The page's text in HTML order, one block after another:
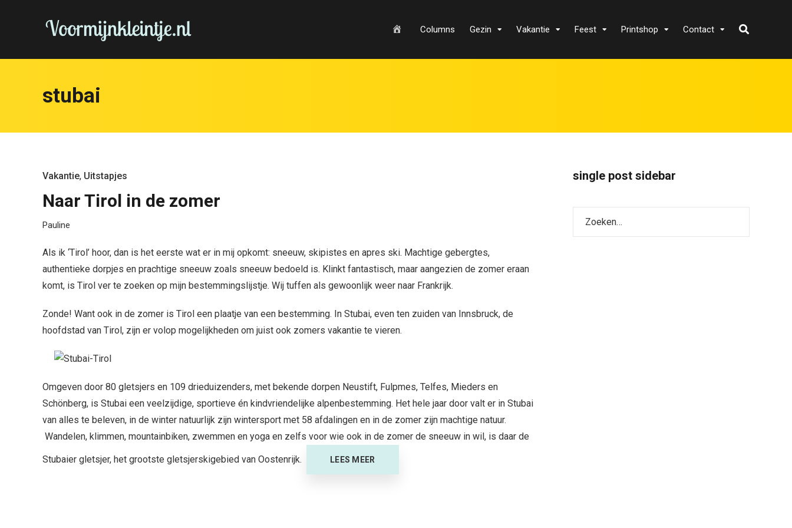
Columns Gezin Vakantie Feest Printshop Contact
stubai
Vakantie, Uitstapjes
Naar Tirol in de zomer
Pauline
Als ik ‘Tirol’ hoor, dan is het eerste wat er in mij opkomt: sneeuw, skipistes en apres ski. Machtige gebergtes,
authentieke dorpjes en prachtige sneeuw zoals sneeuw bedoeld is. Klinkt fantastisch, maar aangezien de zomer eraan
komt, is Tirol ver te zoeken op mijn bestemmingslijstje. Wij tuffen als gewoonlijk weer naar Frankrijk.
Zonde! Want ook in de zomer is Tirol een plaatje van een bestemming. In Stubai, even ten zuiden van Innsbruck, de
hoofdstad van Tirol, zijn er volop mogelijkheden om juist ook zomers vakantie te vieren.
Omgeven door 80 gletsjers en 109 drieduizenders, met bekende dorpen Neustift, Fulpmes, Telfes, Mieders en
Schönberg, is Stubai een veelzijdige, sportieve én kindvriendelijke alpenbestemming. Het hele jaar door valt er in Stubai
van alles te beleven, in de winter natuurlijk zijn wintersport met 58 afdalingen en in de zomer zijn machtige natuur.
Wandelen, klimmen, mountainbiken, zwemmen en yoga en zelfs voor wie ook in de zomer de sneeuw in wil, is daar de
Stubaier gletsjer, het grootste gletsjerskigebied van Oostenrijk. LEES MEER
single post sidebar